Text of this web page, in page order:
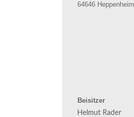
64646 Heppenheim
Beisitzer
Helmut Rader